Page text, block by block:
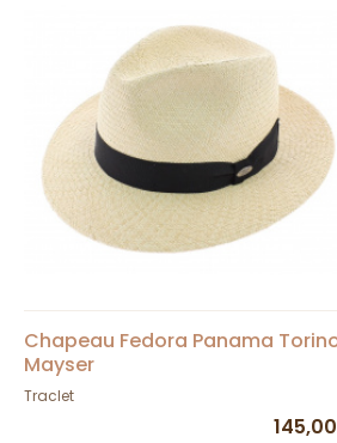
Chapeau Fedora Panama
Mayser
Traclet